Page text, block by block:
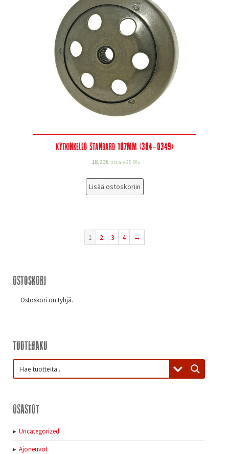
Kytkinkello Standard 107mm (304-0349)
18,90€ sis alv 25.5%
Lisää ostoskoriin
1 2 3 4 →
Ostoskori
Ostoskori on tyhjä.
Tuotehaku
Osastot
Uncategorized
Ajoneuvot